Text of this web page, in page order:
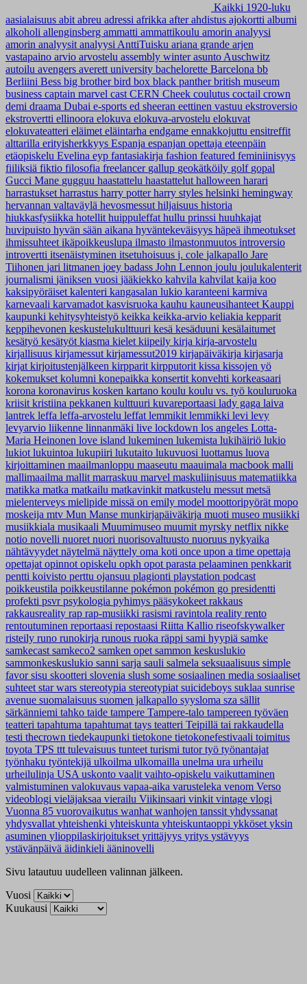
Kaikki 1920-luku
aasialaisuus abit abreu adressi afrikka afterahdistus ajokortti albumi
alkoholi allenginsberg ammatti ammattikoulu amorin analyysi
amorin analyysit analyysi AnttiTuisku ariana grande arjen
vastapaino arvio arvostelu assembly winterasunto Auschwitz
autoilu avengers averett university bachelorette Barcelona bb
Berliini Bess big brotherbird box black pantherbritish museum
business captain marvel cast CERN Cheek coulutus coctail crown
demi draama Dubai e-sports ed sheeran eettinen vastuu ekstroversio
ekstrovertti ellinoora elokuva elokuva-arvostelu elokuvat
elokuvateatteri eläimet eläintarha endgame ennakkojuttu ensitreffit
alttarilla erityisherkkyys Espanja espanjan opettaja eteenpäin
etäopiskelu Evelina eyp fantasiakirja fashion featured feminiinisyys
fiiliksiä fiktio filosofia freelancer gallup geokätköily golf gopal
Gucci Mane gugguu haastattelu haastattelut halloween harari
harrastukset harrastus harry potterharry styles helsinki hemingway
hervannan valtaväylä hevosmessut hiljaisuus historia
hiukkasfysiikka hotellit huippuleffat hullu prinssi huuhkajat
huvipuisto hyvän sään aikana hyväntekeväisyys häpeä ihmeotukset
ihmissuhteet ikäpoikkeuslupa ilmasto ilmastonmuutos introversio
introvertti itsenäistyminen itsetuhoisuus j. cole jalkapallo Jare
Tiihonen jari litmanen joey badass John Lennon joulu joulukalenterit
journalismi jäniksen vuosi jääkiekko kahvila kahvilat kaija koo
kaksipyöräiset kalenteri kangasalan lukio karanteeni karmiva
karnevaali karvamadot kasvisruoka kauhu kauneusihanteet Kauppi
kaupunki kehitysyhteistyö keikka keikka-arvio keliakia kepparit
keppihevonen keskustelukulttuuri kesä kesäduuni kesälaitumet
kesätyö kesätyöt kiasma kielet kiipeily kirja kirja-arvostelu
kirjallisuus kirjamessut kirjamessut2019 kirjapäiväkirja kirjasarja
kirjat kirjoitustenjälkeen kirpparit kirpputorit kissa kissojen yö
kokemukset kolumni konepaikka konsertit konvehti korkeasaari
korona koronavirus kosken kartano koulu koulu vs. työ kouluruoka
kriisit kristiina pekkanen kulttuuri kuvareportaasi lady gaga laiva
lantrek leffa leffa-arvostelu leffat lemmikit lemmikki levi levy
levyarvio liikenne linnanmäki live lockdown los angeles Lotta-
Maria Heinonen love island lukeminen lukemista lukihäiriö lukio
lukiot lukuintoa lukupiiri lukutaito lukuvuosi luottamus luova
kirjoittaminen maailmanloppu maaseutu maauimala macbook malli
mallimaailma mallit marraskuu marvel maskuliinisuus matematiikka
matikka matka matkailu matkavinkit matkustelu messut metsä
mielenterveys mielipide missä on emily model moottoripyörät mopo
moskeija mtv Mun Manse munkirjapäiväkirja muoti museo musiikki
musiikkiala musikaali Muumimuseo muumit myrsky netflix nikke
notio novelli nuoret nuori nuorisovaltuusto nuoruus nykyaika
nähtävyydet näytelmä näyttely oma koti once upon a time opettaja
opettajat opinnot opiskelu opkh opot parasta pelaaminen penkkarit
pentti koivisto perttu ojansuu plagionti playstation podcast
poikkeustila poikkeustilanne pokémon pokémon go presidentti
profekti psvrpsykologia pyhimys pääsykokeet rakkaus
rakkausreality rap rap-musiikki rasismi ravintola reality rento
rentoutuminen reportaasi repostaasi Riitta Kallio riseofskywalker
risteily runo runokirja runous ruoka räppi sami hyypiä samke
samkecast samkeco2 samken opet sammon keskuslukio
sammonkeskuslukio sanni sarja sauli salmela seksuaalisuus simple
favorsisu skootteri slovenia slush some sosiaalinen media sosiaaliset
suhteet star wars stereotypia stereotypiat suicideboys suklaa sunrise
avenue suomalaisuus suomen jalkapallo syysloma sza sällit
särkänniemi tahko taide tampere Tampere-talo tampereen työväen
teatteri tapahtuma tapahtumat tays teatteri Teipillä tai rakkaudella
testi thecrown tiedekaupunki tietokone tietokonefestivaali toimitus
toyota TPS ttt tulevaisuus tunteet turismi tutortyö työnantajat
työnhaku työntekijä ulkoilma ulkomailla unelma ura urheilu
urheilulinja USA uskonto vaalit vaihto-opiskelu vaikuttaminen
valmistuminen valokuvaus vapaa-aika varusteleka venom Verso
videoblogi vieläjaksaa vierailu Viikinsaari vinkit vintage vlogi
Vuonna 85 vuorovaikutus wanhat wanhojen tanssit yhdyssanat
yhdysvallat yhteishenki yhteiskunta yhteiskuntaoppi ykköset yksin
asuminen ylioppilaskirjoitukset yrittäjyys yritys ystävyys
ystävänpäivä äidinkieli ääninovelli
Sivu latautuu uudelleen valinnan jälkeen.
Vuosi
Kuukausi